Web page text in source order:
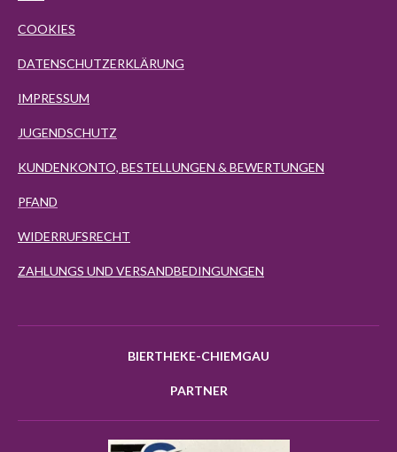
COOKIES
DATENSCHUTZERKLÄRUNG
IMPRESSUM
JUGENDSCHUTZ
KUNDENKONTO, BESTELLUNGEN & BEWERTUNGEN
PFAND
WIDERRUFSRECHT
ZAHLUNGS UND VERSANDBEDINGUNGEN
BIERTHEKE-CHIEMGAU
PARTNER